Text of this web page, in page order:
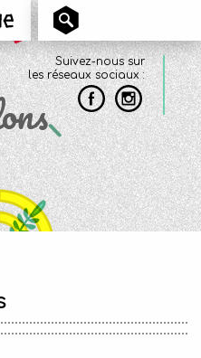
Kaléidoscope
Suivez-nous sur
les réseaux sociaux :